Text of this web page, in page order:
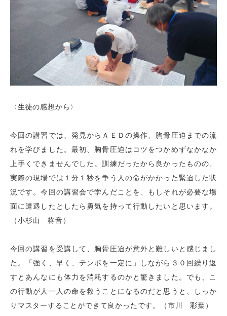
〈生徒の感想から〉
今回の講習では、発見からＡＥＤの操作、胸骨圧迫までの流
れを学びました。最初、胸骨圧迫はコツをつかめずなかなか
上手くできませんでした。訓練だったから良かったものの、
実際の現場では１分１秒を争う人の命がかかった緊迫した状
況です。今回の講習会で学んだことを、もしそれが必要な場
面に遭遇したとしたら勇気を持って行動したいと思います。
（小杉山 柊音）
今回の講習を受講して、胸骨圧迫が意外と難しいと感じまし
た。「強く、早く、テンポを一定に」しながら３０回繰り返
すとあんなにも体力を消耗するのかと驚きました。でも、こ
の行動が人一人の命を救うことになるのだと思うと、しっか
りマスターすることができて良かったです。（市川 彩葉）